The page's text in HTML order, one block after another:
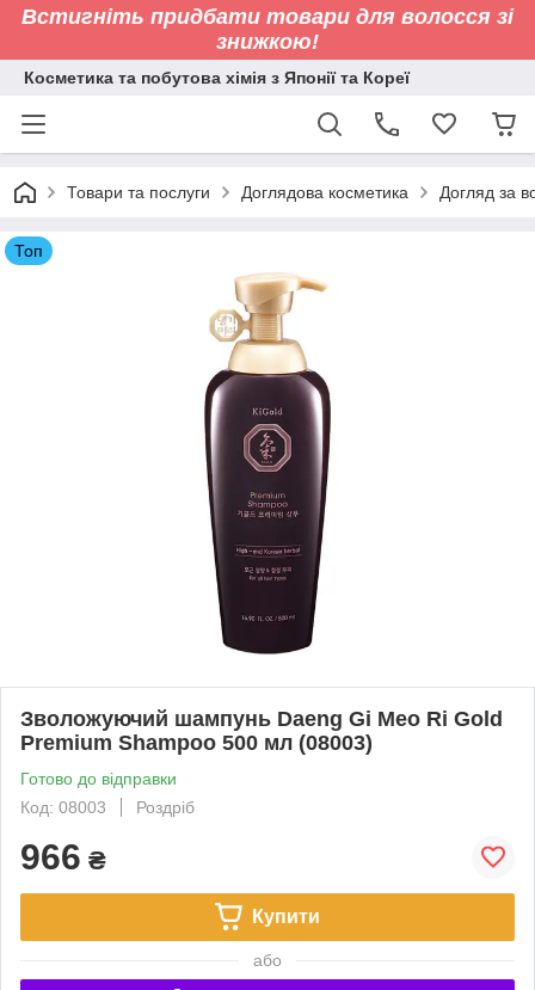
Встигніть придбати товари для волосся зі
знижкою!
Косметика та побутова хімія з Японії та Кореї
Товари та послуги Доглядова косметика Догляд за
Топ
Зволожуючий шампунь Daeng Gi Meo Ri Gold
Premium Shampoo 500 мл (08003)
Готово до відправки
Код: 08003
Роздріб
966 ₴
Купити
або